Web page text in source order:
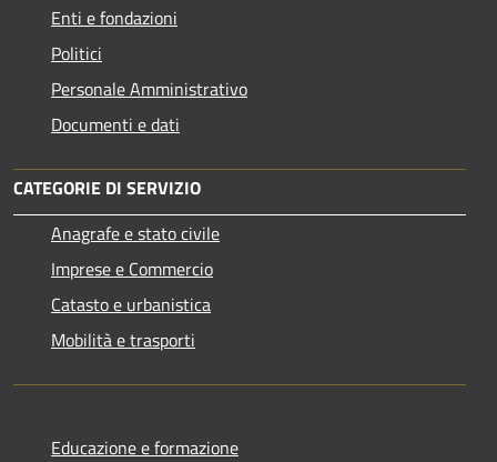
Enti e fondazioni
Politici
Personale Amministrativo
Documenti e dati
CATEGORIE DI SERVIZIO
Anagrafe e stato civile
Imprese e Commercio
Catasto e urbanistica
Mobilità e trasporti
Educazione e formazione